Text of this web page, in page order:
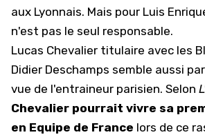
aux Lyonnais. Mais pour Luis
n'est pas le seul responsable.
Lucas Chevalier titulaire avec les
Didier Deschamps semble aussi
vue de l'entraineur parisien. Selon
Chevalier pourrait vivre sa
en Equipe de France lors de ce